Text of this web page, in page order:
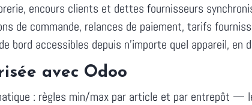
encours clients et dettes fournisseurs
de commande, relances de paiement, tarifs
bord accessibles depuis n'importe quel appareil, en
avec Odoo
: règles min/max par article et par entrepôt —